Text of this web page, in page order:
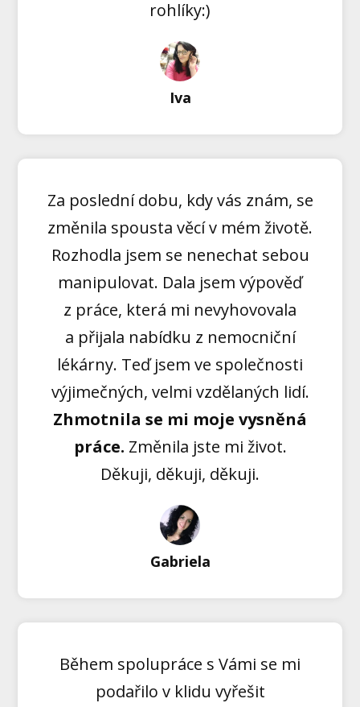
rohlíky:)
Iva
Za poslední dobu, kdy vás znám, se
změnila spousta věcí v mém životě.
Rozhodla jsem se nenechat sebou
manipulovat. Dala jsem výpověď
z práce, která mi nevyhovovala
a přijala nabídku z nemocniční
lékárny. Teď jsem ve společnosti
výjimečných, velmi vzdělaných lidí.
Zhmotnila se mi moje vysněná
práce. Změnila jste mi život.
Děkuji, děkuji, děkuji.
Gabriela
Během spolupráce s Vámi se mi
podařilo v klidu vyřešit